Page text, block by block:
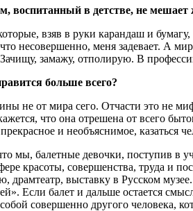
воспитанный в детстве, не мешает
взяв в руки карандаш и
несовершенно, меня задевает. А
замажу, отполирую. В
больше всего?
не от мира сего. Отчасти это не
что она отрешена от всего
и необъяснимое, казаться
мы, балетные девочки, поступив в
красоты, совершенства, труда и
драмтеатр, выставку в Русском
Если балет и дальше остается
совершенно другого человека,